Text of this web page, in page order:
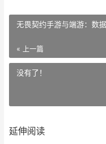
无畏契约手游与端游：数
« 上一篇
没有了！
延伸阅读